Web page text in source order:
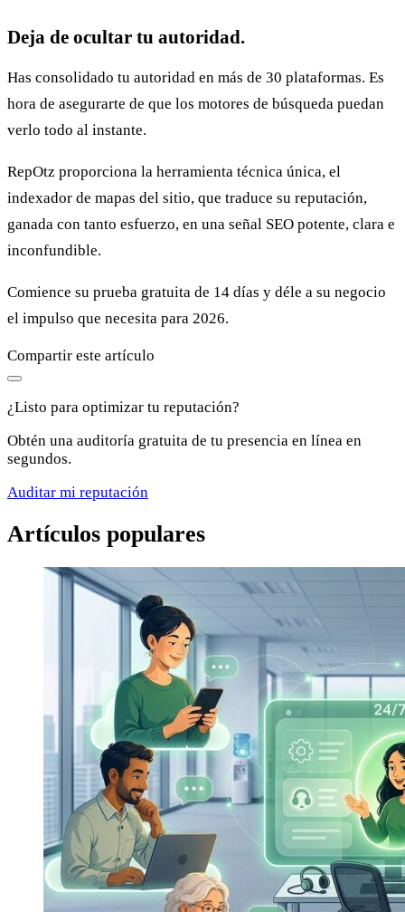
Deja de ocultar tu autoridad.
Has consolidado tu autoridad en más de 30 plataformas. Es
hora de asegurarte de que los motores de búsqueda puedan
verlo todo al instante.
RepOtz proporciona la herramienta técnica única, el
indexador de mapas del sitio, que traduce su reputación,
ganada con tanto esfuerzo, en una señal SEO potente, clara e
inconfundible.
Comience su prueba gratuita de 14 días y déle a su negocio
el impulso que necesita para 2026.
Compartir este artículo
¿Listo para optimizar tu reputación?
Obtén una auditoría gratuita de tu presencia en línea en
segundos.
Auditar mi reputación
Artículos populares